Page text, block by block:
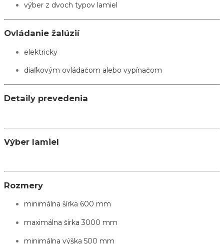
výber z dvoch typov lamiel
Ovládanie žalúzií
elektricky
diaľkovým ovládačom alebo vypínačom
Detaily prevedenia
Výber lamiel
Rozmery
minimálna šírka 600 mm
maximálna šírka 3000 mm
minimálna výška 500 mm